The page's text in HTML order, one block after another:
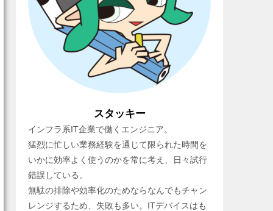
スタッキー
インフラ系IT企業で働くエンジニア。
猛烈に忙しい業務経験を通じて限られた時間を
いかに効率よく使うのかを常に考え、日々試行
錯誤している。
無駄の排除や効率化のためならなんでもチャン
レンジするため、失敗も多い。ITデバイスはも